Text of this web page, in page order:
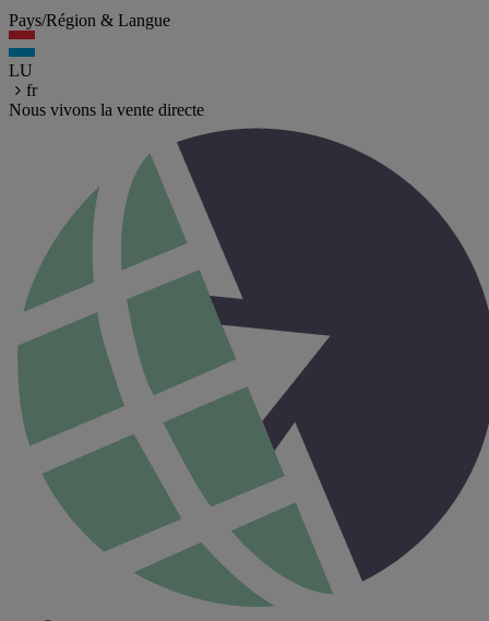
Pays/Région & Langue
LU
fr
Nous vivons la vente directe